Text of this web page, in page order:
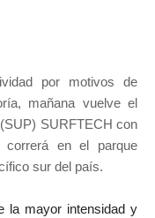
por motivos de
mañana vuelve el
SURFTECH con
en el parque
sur del país.
la mayor intensidad y